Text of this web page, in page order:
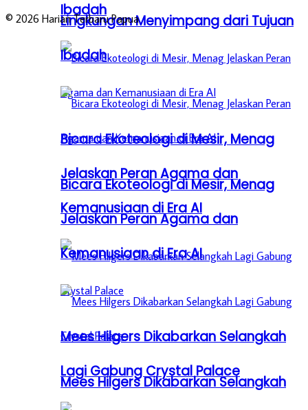
Ibadah
Bicara Ekoteologi di Mesir, Menag
Jelaskan Peran Agama dan
Kemanusiaan di Era AI
Mees Hilgers Dikabarkan Selangkah
Lagi Gabung Crystal Palace
Lingkungan Menyimpang dari Tujuan
Ibadah
Bicara Ekoteologi di Mesir, Menag
Jelaskan Peran Agama dan
Kemanusiaan di Era AI
Mees Hilgers Dikabarkan Selangkah
© 2026 Harian Terbaru Papua